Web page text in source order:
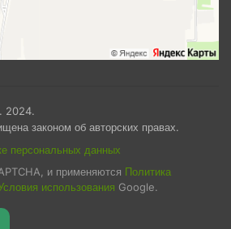
2024.
законом об авторских правах.
персональных данных
и применяются Политика
использования Google.